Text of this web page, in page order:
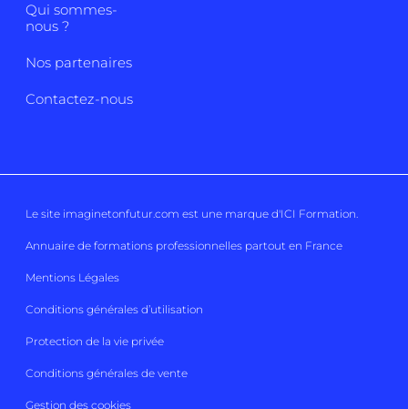
Qui sommes-
nous ?
Nos partenaires
Contactez-nous
Le site imaginetonfutur.com est une marque d'ICI Formation.
Annuaire de formations professionnelles partout en France
Mentions Légales
Conditions générales d’utilisation
Protection de la vie privée
Conditions générales de vente
Gestion des cookies